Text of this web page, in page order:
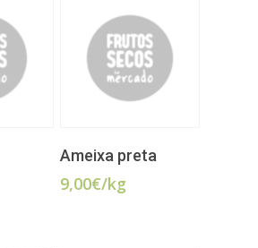
ADICIONAR
Ameixa preta
9,00€/kg